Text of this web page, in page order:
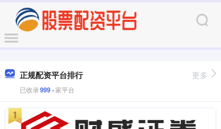
正规配资平台排行
已收录999+家平台
更多